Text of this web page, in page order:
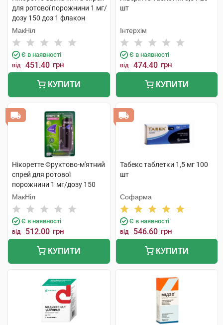
для ротової порожнини 1 мг/
дозу 150 доз 1 флакон
МакНіл
Є в наявності
від 451.40 грн
КУПИТИ
шт
Інтерхім
Є в наявності
від 474.40 грн
КУПИТИ
Нікоретте Фруктово-м'ятний
спрей для ротової
порожнини 1 мг/дозу 150
доз 1 флакон
МакНіл
Є в наявності
від 512.00 грн
КУПИТИ
Табекс таблетки 1,5 мг 100
шт
Софарма
Є в наявності
від 546.60 грн
КУПИТИ